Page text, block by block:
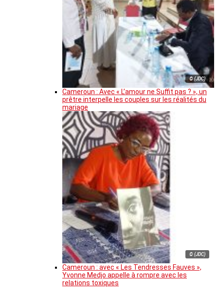
© (JDC)
Cameroun : Avec « L’amour ne Suffit pas ? », un
prêtre interpelle les couples sur les réalités du
mariage
© (JDC)
Cameroun : avec « Les Tendresses Fauves »,
Yvonne Medjo appelle à rompre avec les
relations toxiques